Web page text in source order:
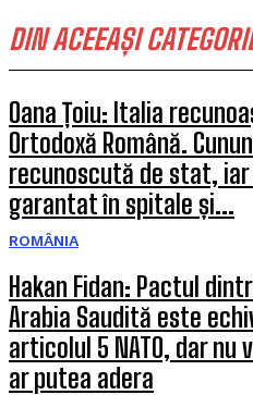
DIN ACEEAȘI
Oana Țoiu: Italia
Ortodoxă Română.
recunoscută de stat,
garantat în spitale și...
ROMÂNIA
Hakan Fidan: Pactul
Arabia Saudită este
articolul 5 NATO, dar nu
ar putea adera